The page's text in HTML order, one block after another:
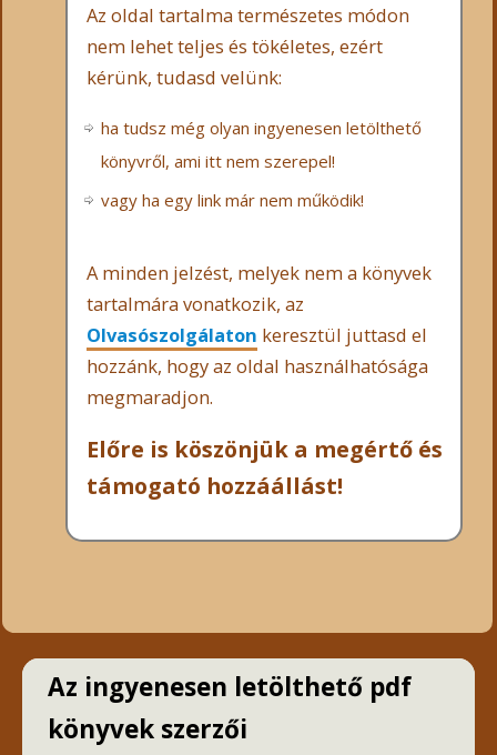
Az oldal tartalma természetes módon
nem lehet teljes és tökéletes, ezért
kérünk, tudasd velünk:
ha tudsz még olyan ingyenesen letölthető
könyvről, ami itt nem szerepel!
vagy ha egy link már nem működik!
A minden jelzést, melyek nem a könyvek
tartalmára vonatkozik, az
Olvasószolgálaton keresztül juttasd el
hozzánk, hogy az oldal használhatósága
megmaradjon.
Előre is köszönjük a megértő és
támogató hozzáállást!
Az ingyenesen letölthető pdf
könyvek szerzői